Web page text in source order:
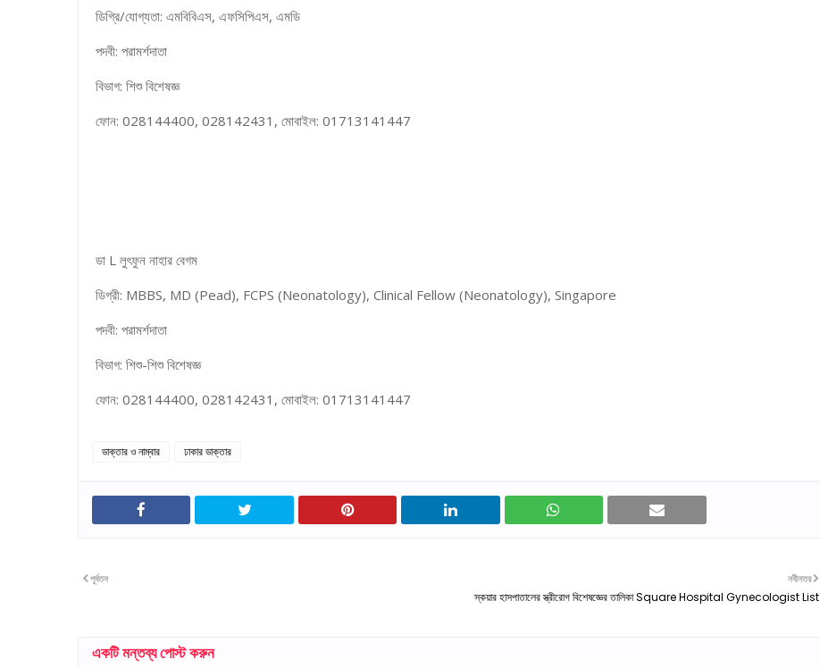
ডিগ্রি/যোগ্যতা: এমবিবিএস, এফসিপিএস, এমডি
পদবী: পরামর্শদাতা
বিভাগ: শিশু বিশেষজ্ঞ
ফোন: 028144400, 028142431, মোবাইল: 01713141447
ডা L লুৎফুন নাহার বেগম
ডিগ্রী: MBBS, MD (Pead), FCPS (Neonatology), Clinical Fellow (Neonatology), Singapore
পদবী: পরামর্শদাতা
বিভাগ: শিশু-শিশু বিশেষজ্ঞ
ফোন: 028144400, 028142431, মোবাইল: 01713141447
ডাক্তার ও নাম্বার ঢাকার ডাক্তার
নবীনতর
স্কয়ার হাসপাতালের স্ত্রীরোগ বিশেষজ্ঞের তালিকা Square Hospital Gynecologist List
পূর্বতন
একটি মন্তব্য পোস্ট করুন